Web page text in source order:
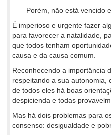
Porém, não está vencido e
É imperioso e urgente fazer
para favorecer a natalidade,
que todos tenham
causa e da causa comum.
Reconhecendo a importância
respeitando a sua autonomia,
de todos eles há boas
despicienda e todas
Mas há dois problemas para
consenso: desigualdade e